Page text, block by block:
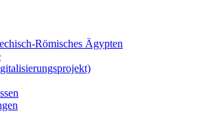
Römisches Ägypten